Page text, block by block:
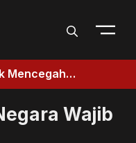
Mencegah
Wajib